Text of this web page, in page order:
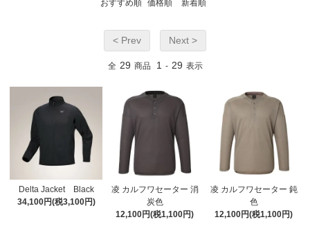
おすすめ順 価格順 新着順
< Prev Next >
全 29 商品 1 - 29 表示
Delta Jacket Black
34,100円(税3,100円)
凌 カルフワセーター 消
炭色
12,100円(税1,100円)
凌 カルフワセーター 鈍
色
12,100円(税1,100円)